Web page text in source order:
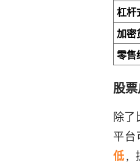
杠杆
加密
零售
股
除了
平台
低，